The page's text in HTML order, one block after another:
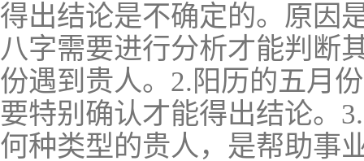
得出结论是不确定的。原因
八字需要进行分析才能判断
份遇到贵人。2.阳历的五月
要特别确认才能得出结论。
何种类型的贵人，是帮助事